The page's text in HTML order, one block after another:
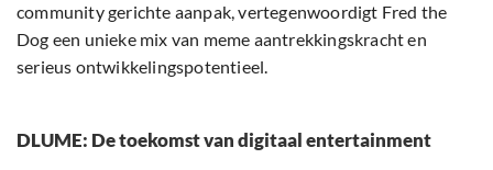
community gerichte aanpak, vertegenwoordigt Fred the
Dog een unieke mix van meme aantrekkingskracht en
serieus ontwikkelingspotentieel.
DLUME: De toekomst van digitaal entertainment